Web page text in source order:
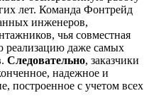
лет. Команда Фонтрейд
инженеров,
чья совместная
реализацию даже самых
Следовательно, заказчики
надежное и
построенное с учетом всех